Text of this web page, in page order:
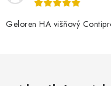
Geloren HA višňový